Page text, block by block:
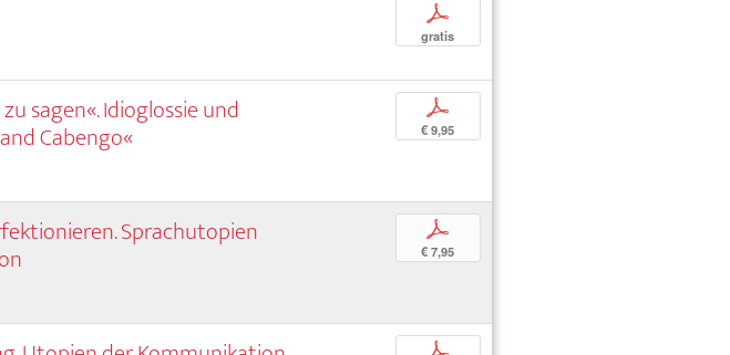
p
gratis
sagen«. Idioglossie und
Cabengo«
p
€ 9,95
Sprachutopien p
€ 7,95